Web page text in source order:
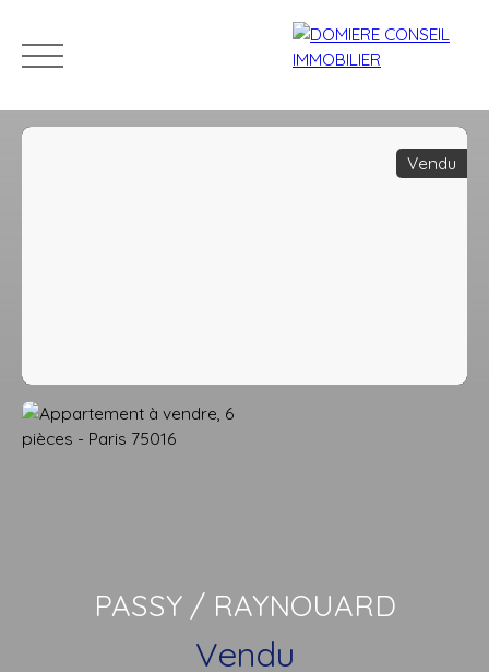
Vendu
PASSY / RAYNOUARD
Vendu